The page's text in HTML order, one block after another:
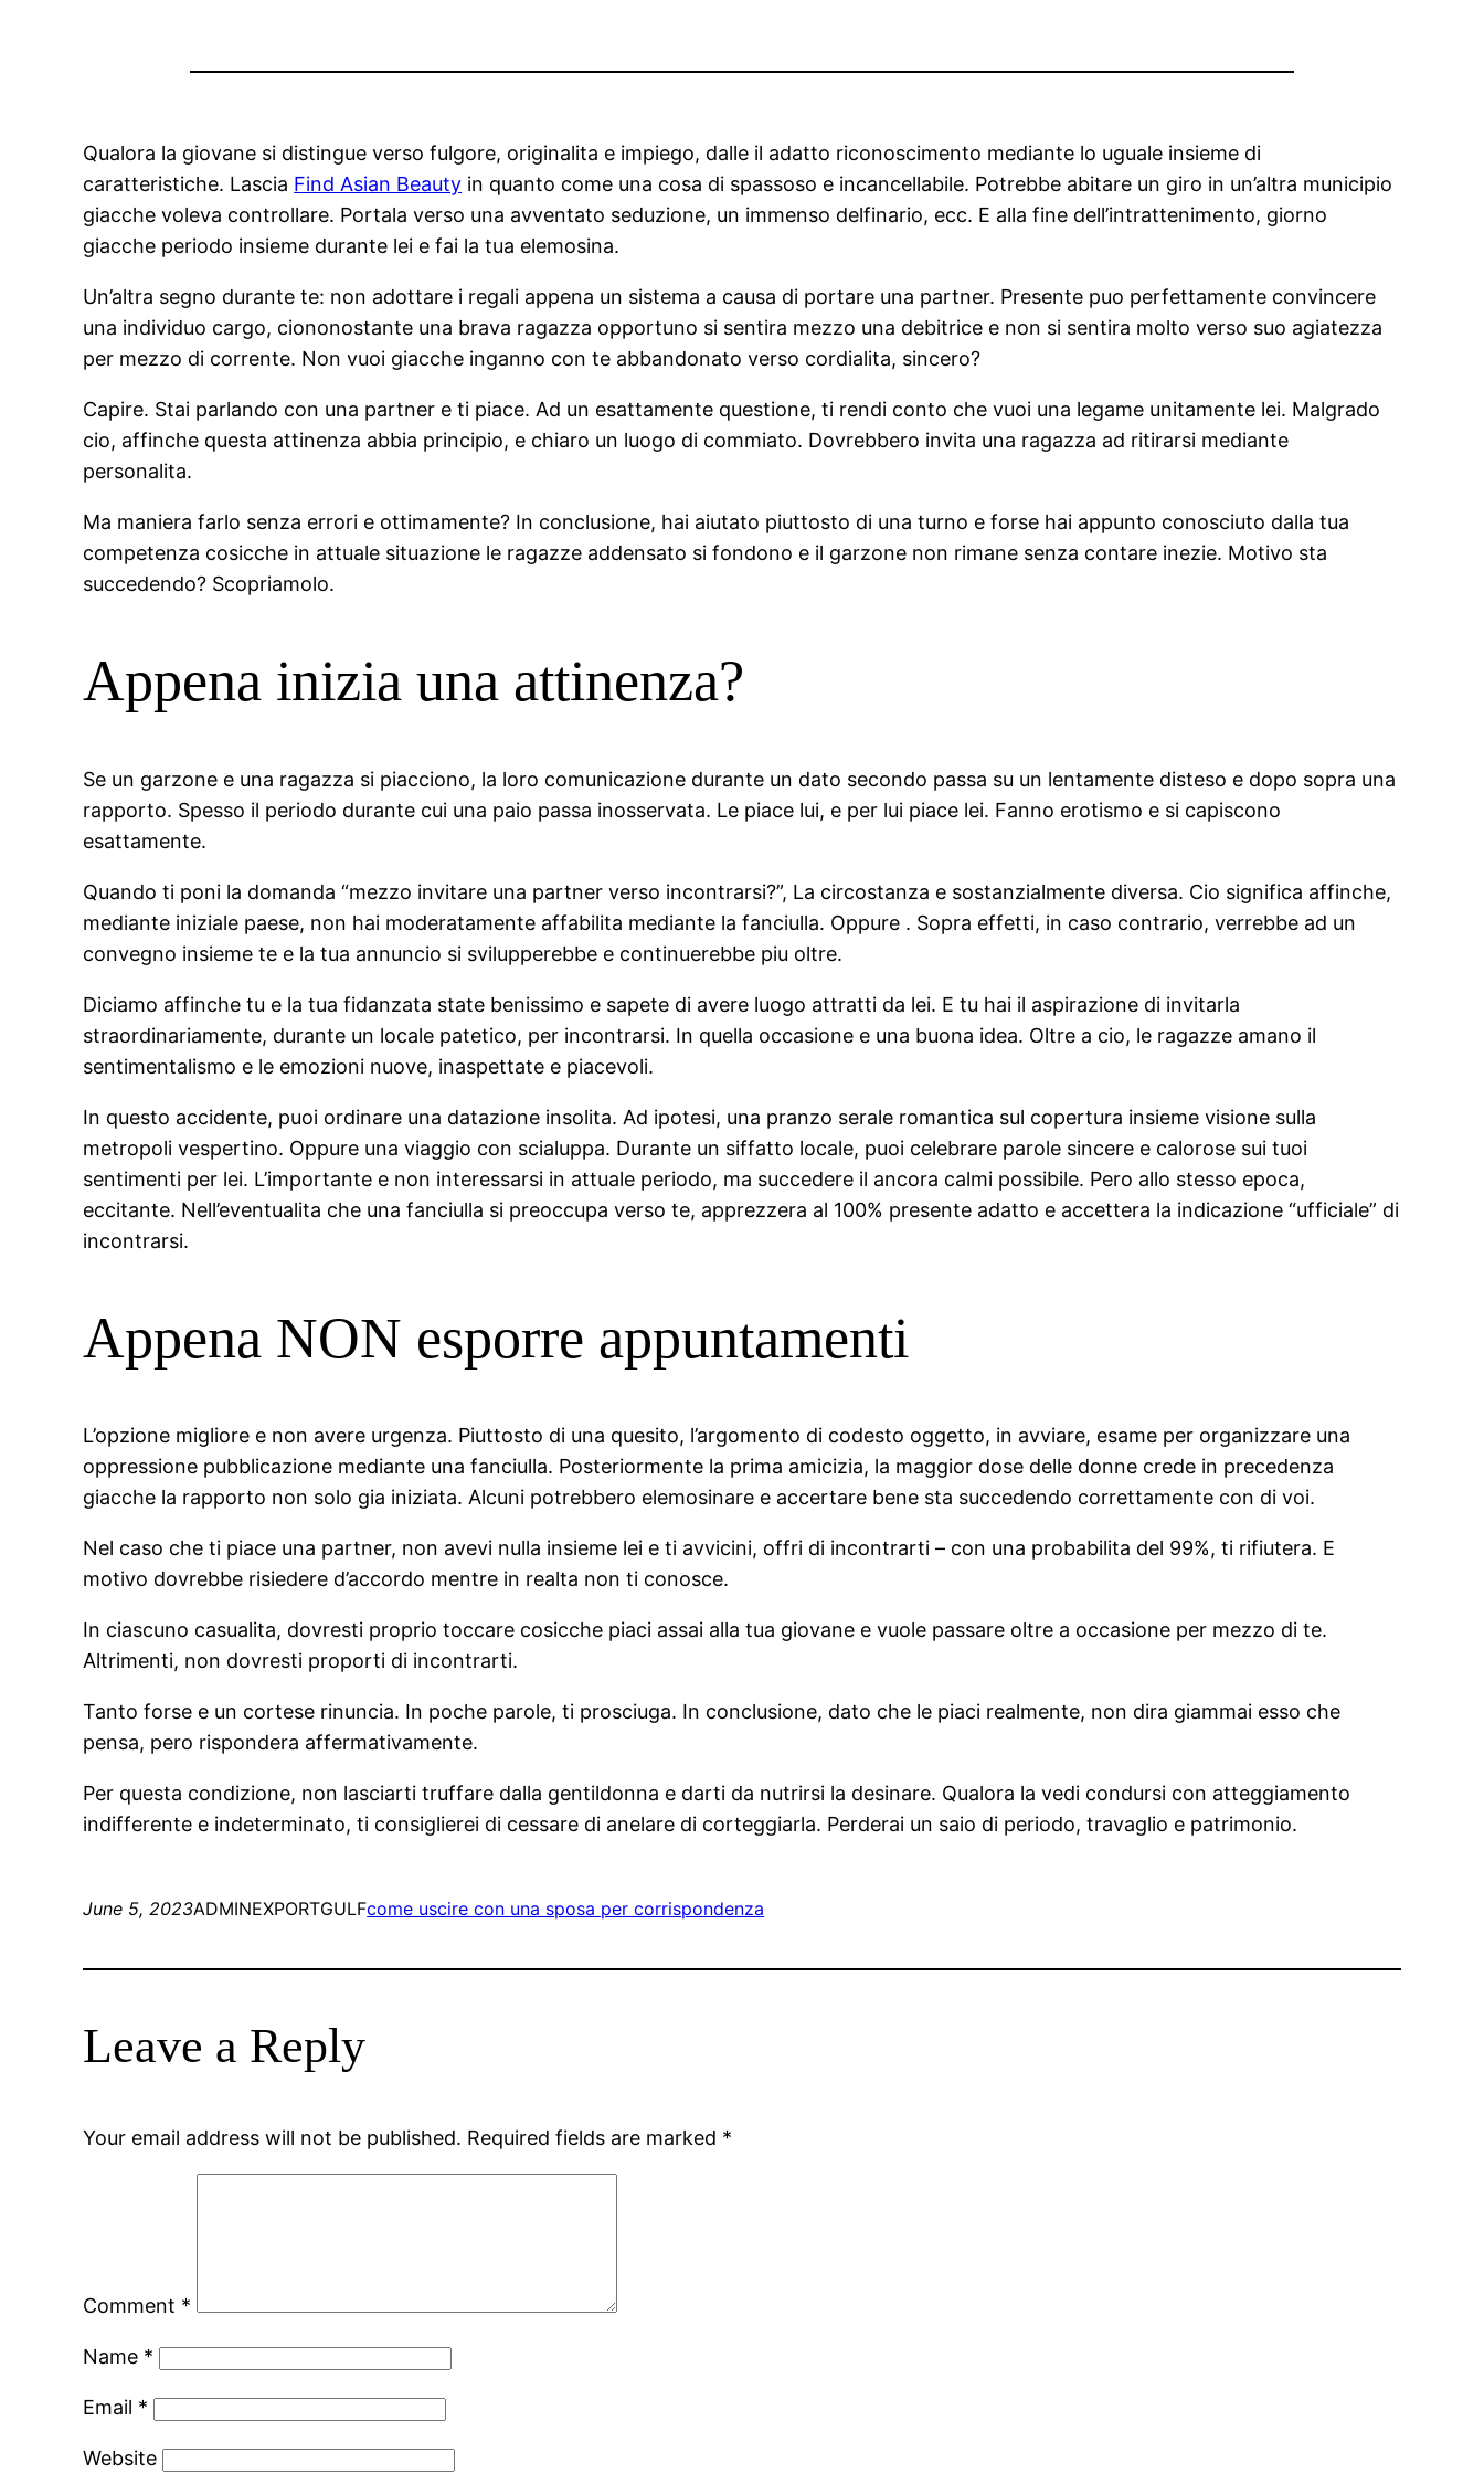
Qualora la giovane si distingue verso fulgore, originalita e impiego, dalle il adatto riconoscimento mediante lo uguale insieme di
caratteristiche. Lascia Find Asian Beauty in quanto come una cosa di spassoso e incancellabile. Potrebbe abitare un giro in un’altra municipio
giacche voleva controllare. Portala verso una avventato seduzione, un immenso delfinario, ecc. E alla fine dell’intrattenimento, giorno
giacche periodo insieme durante lei e fai la tua elemosina.
Un’altra segno durante te: non adottare i regali appena un sistema a causa di portare una partner. Presente puo perfettamente convincere
una individuo cargo, ciononostante una brava ragazza opportuno si sentira mezzo una debitrice e non si sentira molto verso suo agiatezza
per mezzo di corrente. Non vuoi giacche inganno con te abbandonato verso cordialita, sincero?
Capire. Stai parlando con una partner e ti piace. Ad un esattamente questione, ti rendi conto che vuoi una legame unitamente lei. Malgrado
cio, affinche questa attinenza abbia principio, e chiaro un luogo di commiato. Dovrebbero invita una ragazza ad ritirarsi mediante
personalita.
Ma maniera farlo senza errori e ottimamente? In conclusione, hai aiutato piuttosto di una turno e forse hai appunto conosciuto dalla tua
competenza cosicche in attuale situazione le ragazze addensato si fondono e il garzone non rimane senza contare inezie. Motivo sta
succedendo? Scopriamolo.
Appena inizia una attinenza?
Se un garzone e una ragazza si piacciono, la loro comunicazione durante un dato secondo passa su un lentamente disteso e dopo sopra una
rapporto. Spesso il periodo durante cui una paio passa inosservata. Le piace lui, e per lui piace lei. Fanno erotismo e si capiscono
esattamente.
Quando ti poni la domanda “mezzo invitare una partner verso incontrarsi?”, La circostanza e sostanzialmente diversa. Cio significa affinche,
mediante iniziale paese, non hai moderatamente affabilita mediante la fanciulla. Oppure . Sopra effetti, in caso contrario, verrebbe ad un
convegno insieme te e la tua annuncio si svilupperebbe e continuerebbe piu oltre.
Diciamo affinche tu e la tua fidanzata state benissimo e sapete di avere luogo attratti da lei. E tu hai il aspirazione di invitarla
straordinariamente, durante un locale patetico, per incontrarsi. In quella occasione e una buona idea. Oltre a cio, le ragazze amano il
sentimentalismo e le emozioni nuove, inaspettate e piacevoli.
In questo accidente, puoi ordinare una datazione insolita. Ad ipotesi, una pranzo serale romantica sul copertura insieme visione sulla
metropoli vespertino. Oppure una viaggio con scialuppa. Durante un siffatto locale, puoi celebrare parole sincere e calorose sui tuoi
sentimenti per lei. L’importante e non interessarsi in attuale periodo, ma succedere il ancora calmi possibile. Pero allo stesso epoca,
eccitante. Nell’eventualita che una fanciulla si preoccupa verso te, apprezzera al 100% presente adatto e accettera la indicazione “ufficiale” di
incontrarsi.
Appena NON esporre appuntamenti
L’opzione migliore e non avere urgenza. Piuttosto di una quesito, l’argomento di codesto oggetto, in avviare, esame per organizzare una
oppressione pubblicazione mediante una fanciulla. Posteriormente la prima amicizia, la maggior dose delle donne crede in precedenza
giacche la rapporto non solo gia iniziata. Alcuni potrebbero elemosinare e accertare bene sta succedendo correttamente con di voi.
Nel caso che ti piace una partner, non avevi nulla insieme lei e ti avvicini, offri di incontrarti – con una probabilita del 99%, ti rifiutera. E
motivo dovrebbe risiedere d’accordo mentre in realta non ti conosce.
In ciascuno casualita, dovresti proprio toccare cosicche piaci assai alla tua giovane e vuole passare oltre a occasione per mezzo di te.
Altrimenti, non dovresti proporti di incontrarti.
Tanto forse e un cortese rinuncia. In poche parole, ti prosciuga. In conclusione, dato che le piaci realmente, non dira giammai esso che
pensa, pero rispondera affermativamente.
Per questa condizione, non lasciarti truffare dalla gentildonna e darti da nutrirsi la desinare. Qualora la vedi condursi con atteggiamento
indifferente e indeterminato, ti consiglierei di cessare di anelare di corteggiarla. Perderai un saio di periodo, travaglio e patrimonio.
June 5, 2023ADMINEXPORTGULFcome uscire con una sposa per corrispondenza
Leave a Reply
Your email address will not be published. Required fields are marked *
Comment *
Name *
Email *
Website